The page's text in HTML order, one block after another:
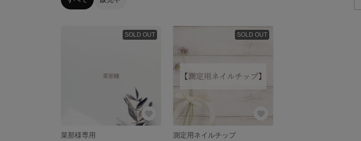
SOLD OUT
菜那様専用
SOLD OUT
測定用ネイルチップ